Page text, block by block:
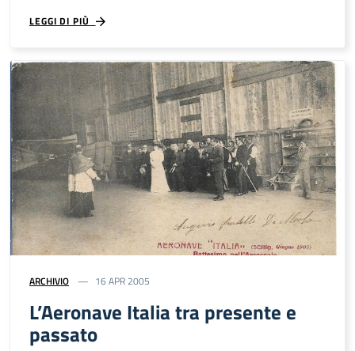
LEGGI DI PIÙ
ARCHIVIO 16 APR 2005
L’Aeronave Italia tra presente e
passato